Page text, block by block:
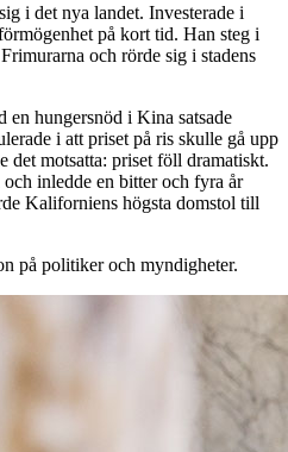
i det nya landet. Investerade i
på kort tid. Han steg i
och rörde sig i stadens
en hungersnöd i Kina satsade
i att priset på ris skulle gå upp
det motsatta: priset föll dramatiskt.
inledde en bitter och fyra år
Kaliforniens högsta domstol till
på politiker och myndigheter.